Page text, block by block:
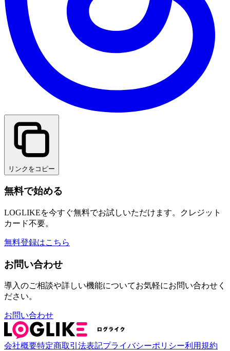
リンクをコピー
無料で始める
LOGLIKEを今すぐ無料でお試しいただけます。クレジット
カード不要。
無料登録はこちら
お問い合わせ
導入のご相談や詳しい機能についてお気軽にお問い合わせく
ださい。
お問い合わせ
会社概要特定商取引法表記プライバシーポリシー利用規約